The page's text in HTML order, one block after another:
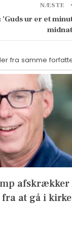
NÆSTE
ur er et
fra samme
afskrækker
fra at gå i kirke